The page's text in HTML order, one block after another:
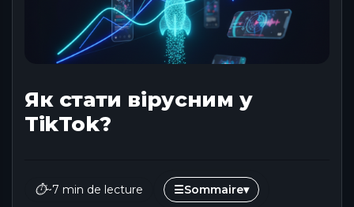
Як стати вірусним у
TikTok?
⏱~7 min de lecture ☰Sommaire▾